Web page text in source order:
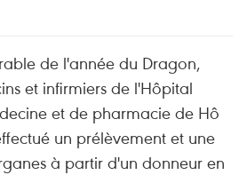
de l'année du Dragon,
et infirmiers de l'Hôpital
et de pharmacie de Hô
un prélèvement et une
à partir d'un donneur en